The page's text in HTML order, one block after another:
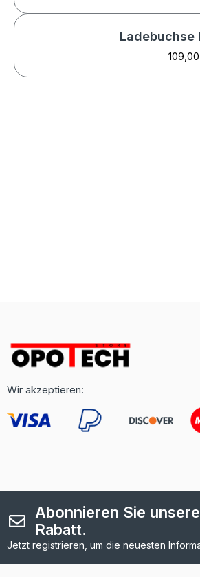
Ladebuchse
Wir akzeptieren:
Abonnieren Sie
Rabatt.
Jetzt registrieren, um die neuesten